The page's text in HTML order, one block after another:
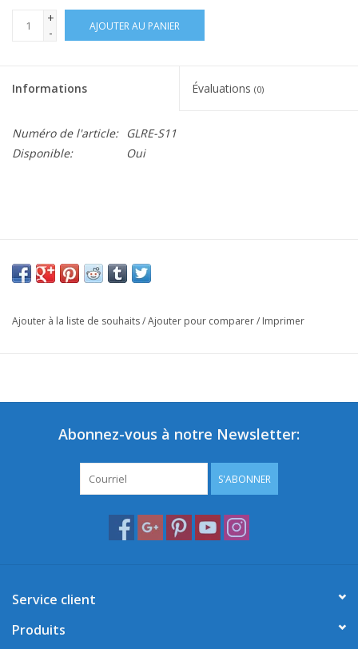
+
-
AJOUTER AU PANIER
Informations Évaluations (0)
Numéro de l'article:
GLRE-S11
Disponible:
Oui
Ajouter à la liste de souhaits/Ajouter pour comparer/ Imprimer
Abonnez-vous à notre Newsletter:
S'ABONNER
Service client
Produits